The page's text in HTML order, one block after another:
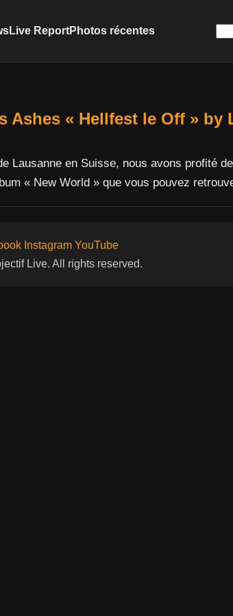
Live ReportPhotos récentes
Ashes « Hellfest le Off » by
Lausanne en Suisse, nous avons profité
« New World » que vous pouvez
Instagram YouTube
Live. All rights reserved.